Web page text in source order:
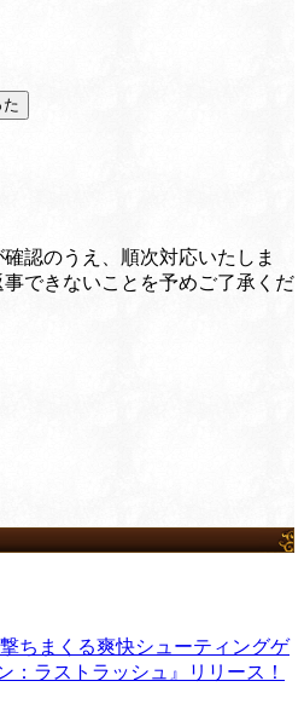
認のうえ、順次対応いたしま
できないことを予めご了承くだ
ちまくる爽快シューティングゲ
：ラストラッシュ』リリース！